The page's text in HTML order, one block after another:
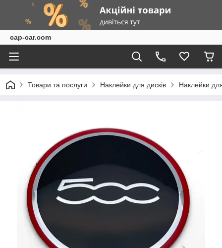
cap-car.com
Товари та послуги Наклейки для дисків Наклейки